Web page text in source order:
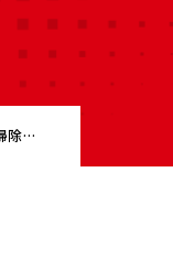
レンジフードの掃除業者を福岡でお探しの方は、ぜひ、ご相談ください！